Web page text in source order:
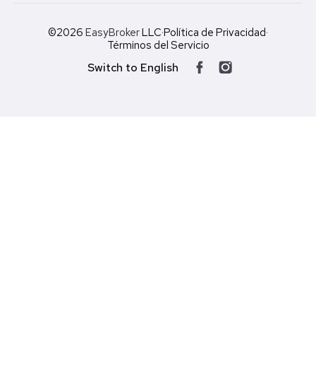
©2026 EasyBrokerLLC·Política de Privacidad·
Términos del Servicio
Switch to English